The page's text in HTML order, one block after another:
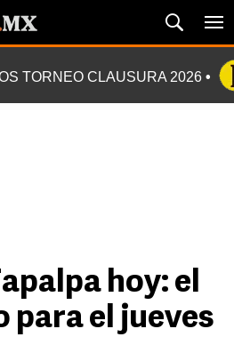
TORNEO CLAUSURA 2026
hoy: el
para el jueves